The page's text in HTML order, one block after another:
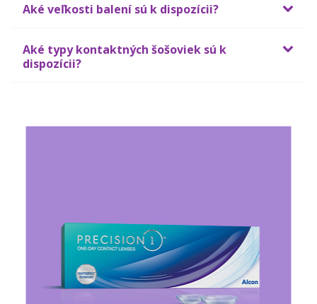
Aké veľkosti balení sú k dispozícii?
Aké typy kontaktných šošoviek sú k
dispozícii?